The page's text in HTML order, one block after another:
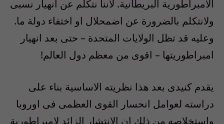
الامبراطورية البريطانية. لاننا نتكلم عن انهيار نسبى
ولانتكلم بالضرورة عن اضمحلال او اختفاء دولة ما.
وعليه قد تظل الولايات المتحدة – حتى بعد انهيار
امبراطوريتها – اقوى من معظم دول العالم!
يقدم كنيدى بعد هذا نظريته الاساسية بناء على
دراسته لعوامل انحسار القوى العظمى فى اوروبا
واستخلاصه من ذلك ان الانتشار الزائد لإمبراطورية